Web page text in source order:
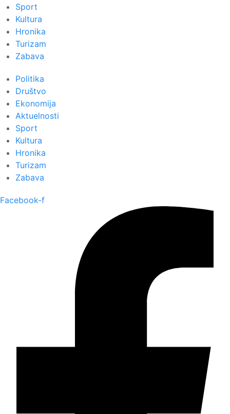
Sport
Kultura
Hronika
Turizam
Zabava
Politika
Društvo
Ekonomija
Aktuelnosti
Sport
Kultura
Hronika
Turizam
Zabava
Facebook-f